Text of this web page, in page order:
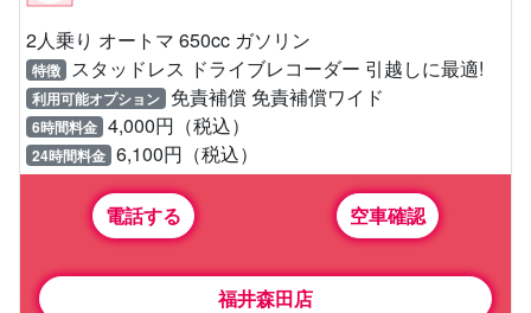
2人乗り オートマ 650cc ガソリン
特徴 スタッドレス ドライブレコーダー 引越しに最適!
利用可能オプション 免責補償 免責補償ワイド
6時間料金 4,000円（税込）
24時間料金 6,100円（税込）
電話する 空車確認
福井森田店